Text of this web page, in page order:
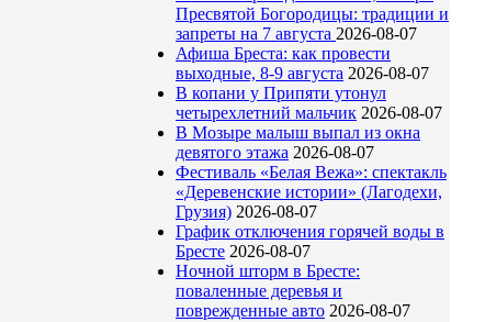
Пресвятой Богородицы: традиции и
запреты на 7 августа 2026-08-07
Афиша Бреста: как провести
выходные, 8-9 августа 2026-08-07
В копани у Припяти утонул
четырехлетний мальчик 2026-08-07
В Мозыре малыш выпал из окна
девятого этажа 2026-08-07
Фестиваль «Белая Вежа»: спектакль
«Деревенские истории» (Лагодехи,
Грузия) 2026-08-07
График отключения горячей воды в
Бресте 2026-08-07
Ночной шторм в Бресте:
поваленные деревья и
поврежденные авто 2026-08-07